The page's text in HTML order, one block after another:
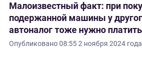
Малоизвестный факт: при
подержанной машины у
автоналог тоже нужно платить
Опубликовано08:55 2 ноября 2024 года